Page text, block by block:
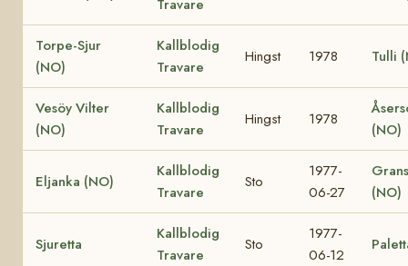
Travare
Torpe-Sjur
(NO)
Kallblodig
Travare
Hingst 1978 Tulli
Vesöy Vilter
(NO)
Kallblodig
Travare
Hingst 1978
(NO)
Eljanka (NO)
Kallblodig
Travare
Sto
1977-
06-27
(NO)
Sjuretta
Kallblodig
Travare
Sto
1977-
06-12